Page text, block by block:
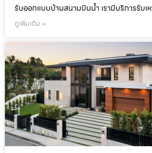
รับออกแบบบ้านสนามบินน้ำ เรามีบริการรับเห
ดูเพิ่มเติม »